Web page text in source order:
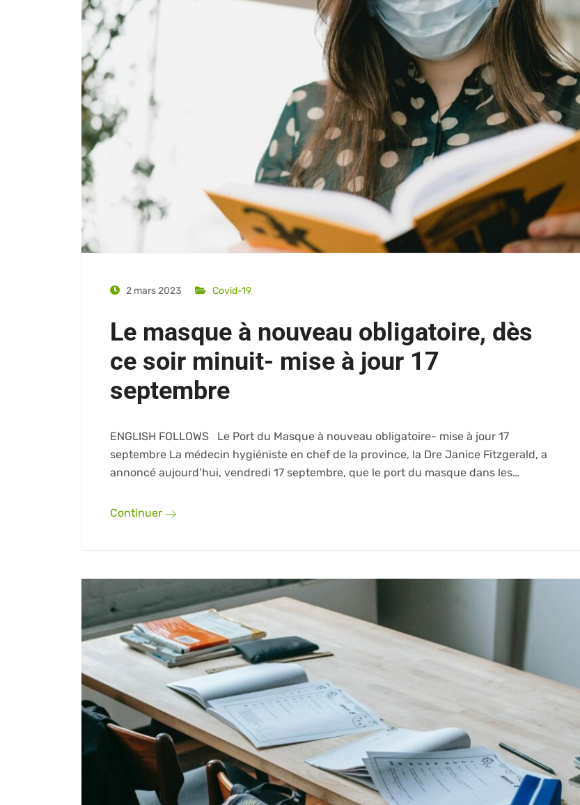
2 mars 2023 Covid-19
Le masque à nouveau obligatoire, dès
ce soir minuit- mise à jour 17
septembre
ENGLISH FOLLOWS Le Port du Masque à nouveau obligatoire- mise à jour 17
septembre La médecin hygiéniste en chef de la province, la Dre Janice Fitzgerald, a
annoncé aujourd’hui, vendredi 17 septembre, que le port du masque dans les…
Continuer